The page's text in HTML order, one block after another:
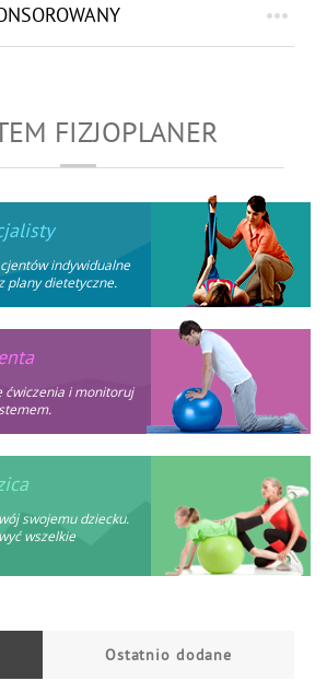
FIZJOPLANER
indywidualne
plany dietetyczne.
ćwiczenia i monitoruj
swojemu dziecku.
wszelkie
Ostatnio dodane